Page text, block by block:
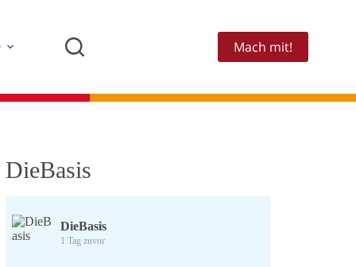
Mach mit!
DieBasis
DieBasis
1 Tag zuvor